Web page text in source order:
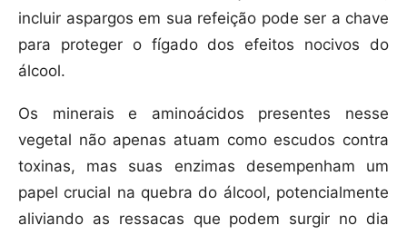
incluir aspargos em sua refeição pode ser a chave
para proteger o fígado dos efeitos nocivos do
álcool.
Os minerais e aminoácidos presentes nesse
vegetal não apenas atuam como escudos contra
toxinas, mas suas enzimas desempenham um
papel crucial na quebra do álcool, potencialmente
aliviando as ressacas que podem surgir no dia